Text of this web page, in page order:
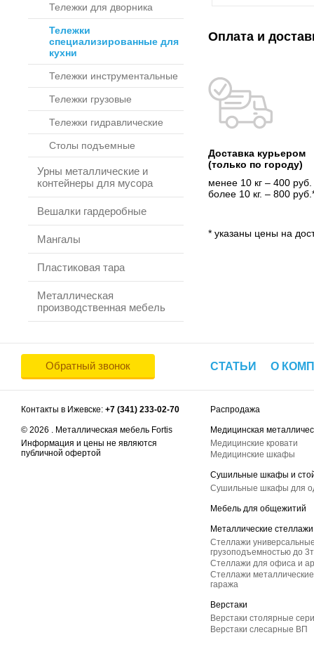
Тележки для дворника
Тележки
специализированные для
кухни
Тележки инструментальные
Тележки грузовые
Тележки гидравлические
Столы подъемные
Урны металлические и
контейнеры для мусора
Вешалки гардеробные
Мангалы
Пластиковая тара
Металлическая
производственная мебель
Оплата и
Доставка курьером
(только по городу)
менее 10 кг – 400 руб.
более 10 кг. – 800
* указаны цены на
Обратный звонок СТАТЬИ О
Контакты в Ижевске: +7 (341) 233-02-70
© 2026 . Металлическая мебель Fortis
Информация и цены не являются
публичной офертой
Распродажа
Медицинская
Медицинские кровати
Медицинские шкафы
Сушильные шкафы и
Сушильные шкафы для
Мебель для общежитий
Металлические стеллажи
Стеллажи
грузоподъемностью до
Стеллажи для офиса и
Стеллажи
гаража
Верстаки
Верстаки столярные
Верстаки слесарные ВП